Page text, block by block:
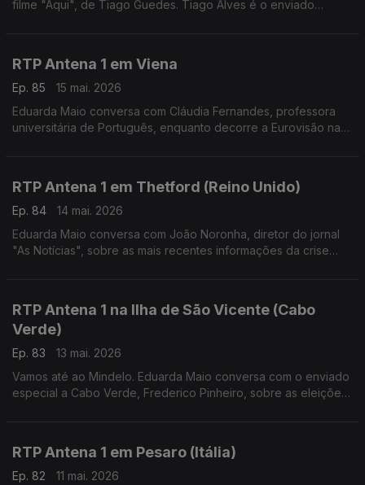
filme "Aqui", de Tiago Guedes. Tiago Alves é o enviado
RTP Antena 1 em Viena
Ep. 85
15 mai. 2026
Eduarda Maio conversa com Cláudia Fernandes, professora
universitária de Português, enquanto decorre a Eurovisão na
RTP Antena 1 em Thetford (Reino Unido)
Ep. 84
14 mai. 2026
Eduarda Maio conversa com João Noronha, diretor do jornal
"As Notícias", sobre as mais recentes informações da crise
RTP Antena 1 na Ilha de São Vicente (Cabo
Verde)
Ep. 83
13 mai. 2026
Vamos até ao Mindelo. Eduarda Maio conversa com o enviado
especial a Cabo Verde, Frederico Pinheiro, sobre as eleições
RTP Antena 1 em Pesaro (Itália)
Ep. 82
11 mai. 2026